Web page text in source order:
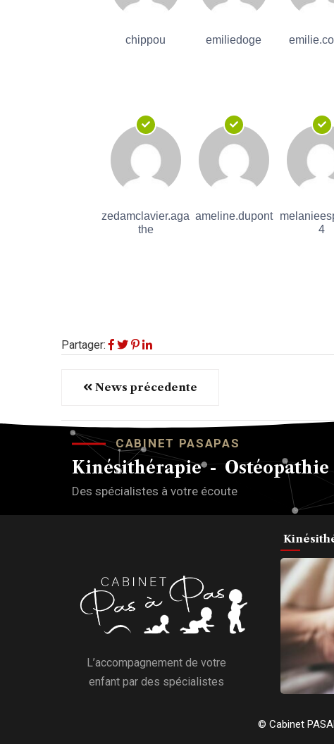
chippou emiliedoge
zedamclavier.aga
the
ameline.dupont
4
Partager:
News précedente
CABINET PASAPAS
Kinésithérapie -
Des spécialistes à votre écoute
L’accompagnement de votre
enfant par des spécialistes
© Cabinet